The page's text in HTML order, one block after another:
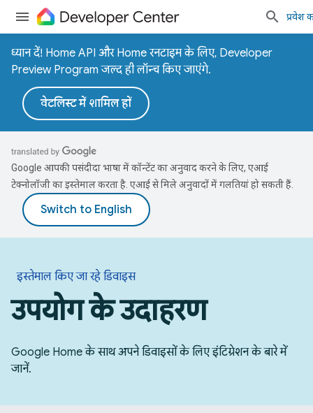
प्रवेश
ध्यान दें! Home API और Home रनटाइम के लिए, Developer
Preview Program जल्द ही लॉन्च किए जाएंगे.
वेटलिस्ट में शामिल हों
Google आपकी पसंदीदा भाषा में कॉन्टेंट का अनुवाद करने के लिए, एआई
टेक्नोलॉजी का इस्तेमाल करता है. एआई से मिले अनुवादों में गलतियां हो सकती हैं.
इस्तेमाल किए जा रहे डिवाइस
उपयोग के उदाहरण
Google Home के साथ अपने डिवाइसों के लिए इंटिग्रेशन के बारे में
जानें.